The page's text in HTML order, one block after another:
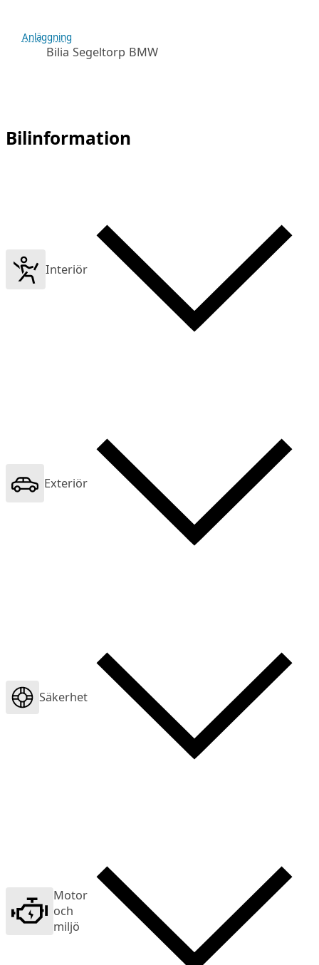
Anläggning
Bilia Segeltorp BMW
Bilinformation
Interiör
Exteriör
Säkerhet
Motor
och
miljö